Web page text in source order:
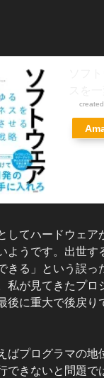
てハードウェア
ようです。出世
きる」という誤
私が見てきたプロ
後に重大で後戻
プログラマの地
できないと問題で